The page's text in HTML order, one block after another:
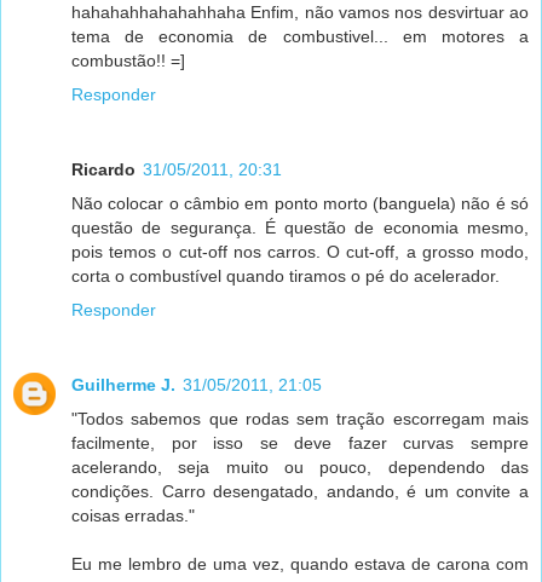
hahahahhahahahhaha Enfim, não vamos nos desvirtuar ao
tema de economia de combustivel... em motores a
combustão!! =]
Responder
Ricardo 31/05/2011, 20:31
Não colocar o câmbio em ponto morto (banguela) não é só
questão de segurança. É questão de economia mesmo,
pois temos o cut-off nos carros. O cut-off, a grosso modo,
corta o combustível quando tiramos o pé do acelerador.
Responder
Guilherme J. 31/05/2011, 21:05
"Todos sabemos que rodas sem tração escorregam mais
facilmente, por isso se deve fazer curvas sempre
acelerando, seja muito ou pouco, dependendo das
condições. Carro desengatado, andando, é um convite a
coisas erradas."
Eu me lembro de uma vez, quando estava de carona com